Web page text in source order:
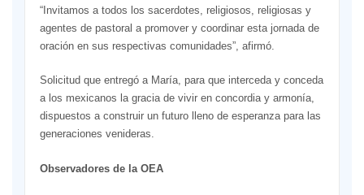
“Invitamos a todos los sacerdotes, religiosos, religiosas y
agentes de pastoral a promover y coordinar esta jornada de
oración en sus respectivas comunidades”, afirmó.
Solicitud que entregó a María, para que interceda y conceda
a los mexicanos la gracia de vivir en concordia y armonía,
dispuestos a construir un futuro lleno de esperanza para las
generaciones venideras.
Observadores de la OEA